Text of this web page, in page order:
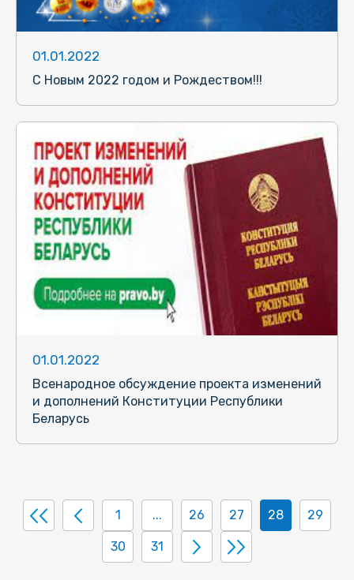
01.01.2022
С Новым 2022 годом и Рождеством!!!
01.01.2022
Всенародное обсуждение проекта изменений
и дополнений Конституции Республики
Беларусь
1 ... 26 27 28 29
30 31